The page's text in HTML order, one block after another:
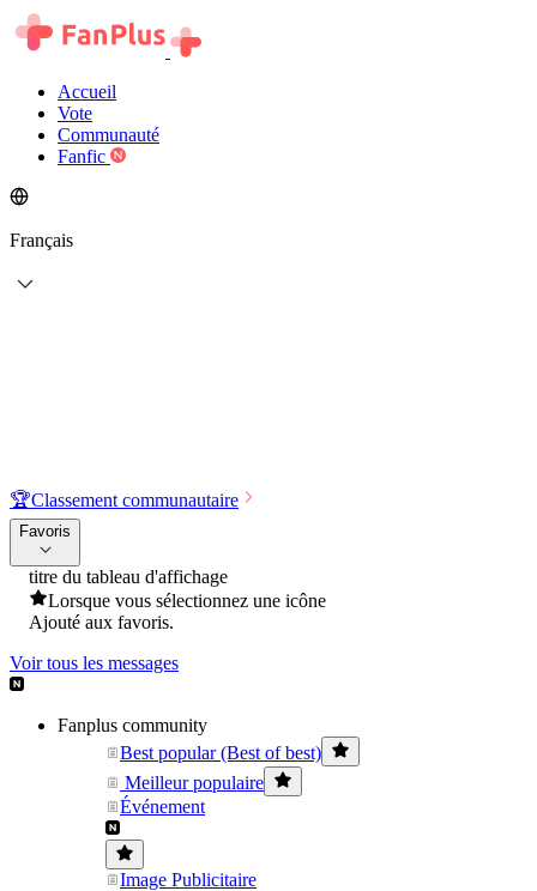
Accueil
Vote
Communauté
Fanfic
Français
🏆Classement communautaire
Favoris
titre du tableau d'affichage
Lorsque vous sélectionnez une icône
Ajouté aux favoris.
Voir tous les messages
Fanplus community
Best popular (Best of best)
Meilleur populaire
Événement
Image Publicitaire